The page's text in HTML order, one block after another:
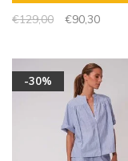
€129,00 €90,30
-30%